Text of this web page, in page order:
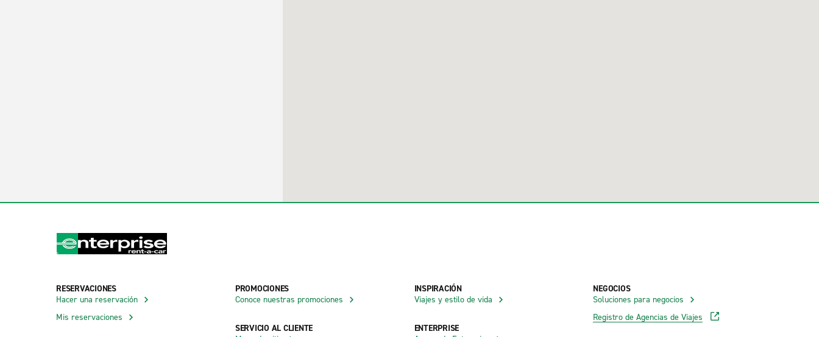
RESERVACIONES
Hacer una reservación
Mis reservaciones
PROMOCIONES
Conoce nuestras promociones
SERVICIO AL CLIENTE
INSPIRACIÓN
Viajes y estilo de vida
ENTERPRISE
NEGOCIOS
Soluciones para negocios
Registro de Agencias de Viajes